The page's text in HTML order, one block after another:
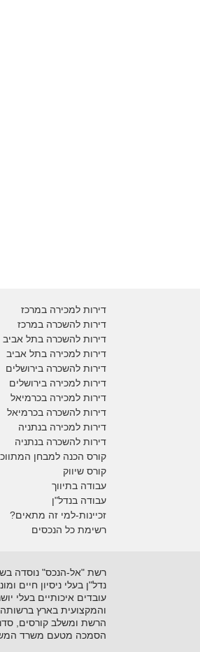
דירות למכירה במרכז
דירות להשכרה במרכז
דירות להשכרה בתל אביב
דירות למכירה בתל אביב
דירות להשכרה בירושלים
דירות למכירה בירושלים
דירות למכירהבכרמיאל
דירות להשכרהבכרמיאל
דירות למכירה בנתניה
דירות להשכרה בנתניה
קורס הכנה למבחן
קורס שיווק
עבודה בתיווך
עבודה בנדל"ן
זכיינות-למי זה מתאים?
רשימת כל הנכסים
נדל"ן בעלי ניסיון חיים
עובדים איכותיים בעלי
והמקצועית בארץ
הרשת ומשלב קורסים,
הסמכה מטעם משרד